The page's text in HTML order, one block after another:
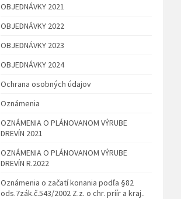
OBJEDNÁVKY 2021
OBJEDNÁVKY 2022
OBJEDNÁVKY 2023
OBJEDNÁVKY 2024
Ochrana osobných údajov
Oznámenia
OZNÁMENIA O PLÁNOVANOM VÝRUBE
DREVÍN 2021
OZNÁMENIA O PLÁNOVANOM VÝRUBE
DREVÍN R.2022
Oznámenia o začatí konania podľa §82
ods.7zák.č.543/2002 Z.z. o chr. príír a kraj..